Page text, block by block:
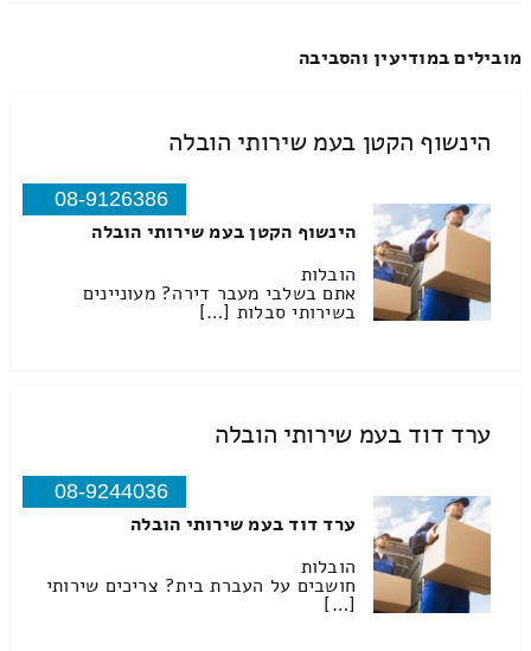
מובילים במודיעין והסביבה
הינשוף הקטן בעמ שירותי הובלה
08-9126386
הינשוף הקטן בעמ שירותי הובלה
הובלות
אתם בשלבי מעבר דירה? מעוניינים
בשירותי סבלות […]
ערד דוד בעמ שירותי הובלה
08-9244036
ערד דוד בעמ שירותי הובלה
הובלות
חושבים על העברת בית? צריכים שירותי
[…]